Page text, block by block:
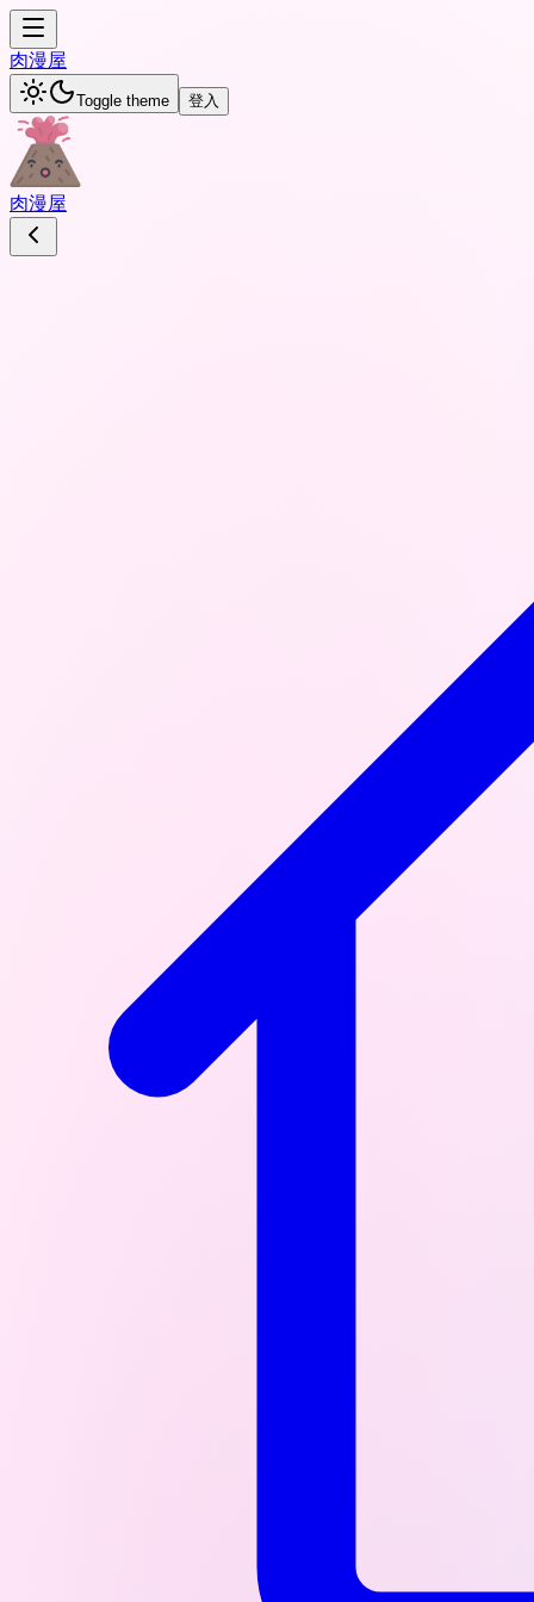
肉漫屋
Toggle theme 登入
肉漫屋